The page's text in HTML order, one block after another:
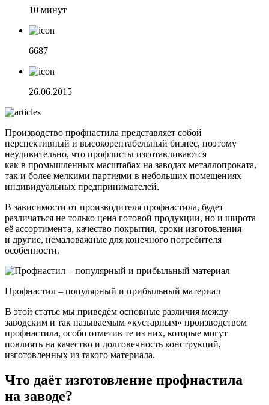
10 минут
6687
26.06.2015
Производство профнастила представляет собой
перспективный и высокорентабельный бизнес, поэтому
неудивительно, что профлисты изготавливаются
как в промышленных масштабах на заводах металлопроката,
так и более мелкими партиями в небольших помещениях
индивидуальных предпринимателей.
В зависимости от производителя профнастила, будет
различаться не только цена готовой продукции, но и широта
её ассортимента, качество покрытия, сроки изготовления
и другие, немаловажные для конечного потребителя
особенности.
Профнастил – популярный и прибыльный материал
В этой статье мы приведём основные различия между
заводским и так называемым «кустарным» производством
профнастила, особо отметив те из них, которые могут
повлиять на качество и долговечность конструкций,
изготовленных из такого материала.
Что даёт изготовление профнастила
на заводе?